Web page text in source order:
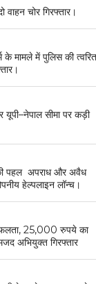
चोर गिरफ्तार।
के मामले में पुलिस की त्वरित
यूपी–नेपाल सीमा पर कड़ी
पहल अपराध और अवैध
हेल्पलाइन लॉन्च।
25,000 रुपये का
अभियुक्त गिरफ्तार